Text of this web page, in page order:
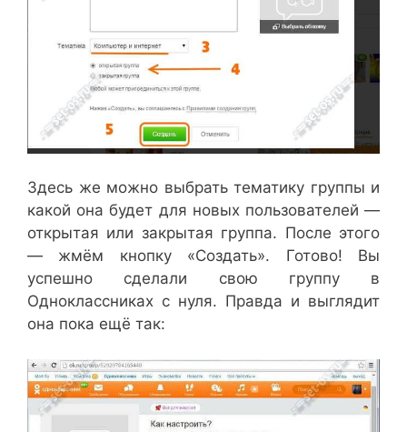
Здесь же можно выбрать тематику группы и
какой она будет для новых пользователей —
открытая или закрытая группа. После этого
— жмём кнопку «Создать». Готово! Вы
успешно сделали свою группу в
Одноклассниках с нуля. Правда и выглядит
она пока ещё так: